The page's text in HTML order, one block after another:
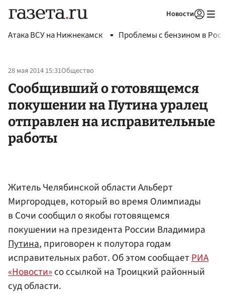
Новости
Атака ВСУ на Нижнекамск Проблемы с бензином в
28 мая 2014 15:31Общество
Сообщивший о готовящемся
покушении на Путина уралец
отправлен на исправительные
работы
Житель Челябинской области Альберт
Миргородцев, который во время Олимпиады
в Сочи сообщил о якобы готовящемся
покушении на президента России Владимира
Путина, приговорен к полутора годам
исправительных работ. Об этом сообщаетРИА
«Новости»со ссылкой на Троицкий районный
суд области.